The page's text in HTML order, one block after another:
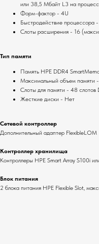
или 38,5 Мбайт L3 на
Форм-фактор - 4U
Быстродействие процессора
Слоты расширения - 16
Тип памяти
Память HPE DDR4
Максимальный объем памяти
Слоты для памяти - 48
Жесткие диски - Нет
Сетевой контроллер
Дополнительный адаптер FlexibleLOM
Контроллер хранилища
Контроллеры HPE Smart Array S100i
Блок питания
2 блока питания HPE Flexible Slot,
Мы на